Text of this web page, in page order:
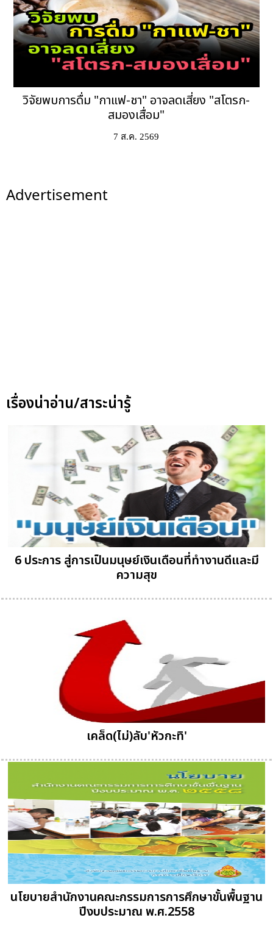
วิจัยพบการดื่ม "กาแฟ-ชา" อาจลดเสี่ยง "สโตรก-
สมองเสื่อม"
7 ส.ค. 2569
Advertisement
เรื่องน่าอ่าน/สาระน่ารู้
6 ประการ สู่การเป็นมนุษย์เงินเดือนที่ทำงานดีและมี
ความสุข
เคล็ด(ไม่)ลับ'หัวกะทิ'
นโยบายสำนักงานคณะกรรมการการศึกษาขั้นพื้นฐาน
ปีงบประมาณ พ.ศ.2558